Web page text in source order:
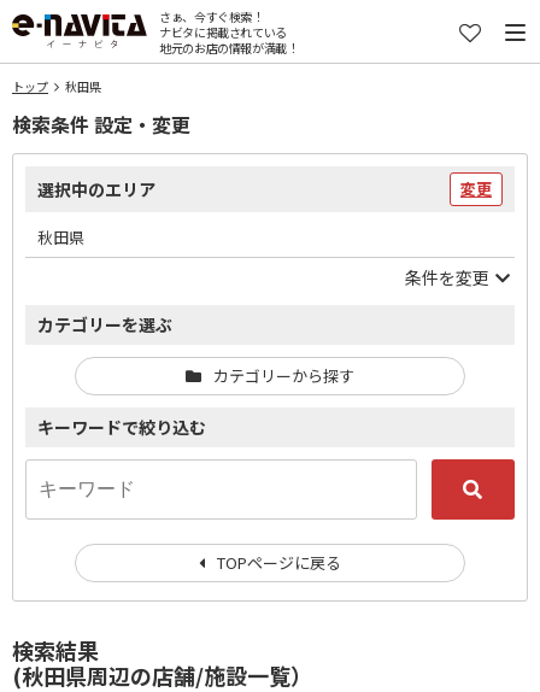
さぁ、今すぐ検索！
ナビタに掲載されている
地元のお店の情報が満載！
トップ 秋田県
検索結果
(秋田県周辺の店舗/施設一覧）
検索条件 設定・変更
選択中のエリア 変更
秋田県
条件を変更
カテゴリーを選ぶ
カテゴリーから探す
キーワードで絞り込む
TOPページに戻る